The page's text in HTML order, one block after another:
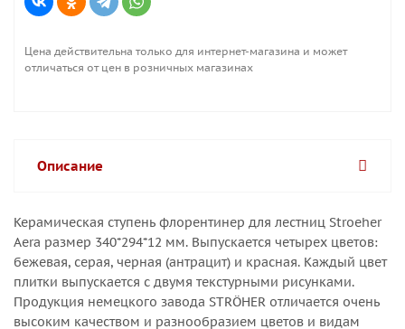
Цена действительна только для интернет-магазина и может
отличаться от цен в розничных магазинах
Описание
Керамическая ступень флорентинер для лестниц Stroeher
Aera размер 340*294*12 мм. Выпускается четырех цветов:
бежевая, серая, черная (антрацит) и красная. Каждый цвет
плитки выпускается с двумя текстурными рисунками.
Продукция немецкого завода STRÖHER отличается очень
высоким качеством и разнообразием цветов и видам